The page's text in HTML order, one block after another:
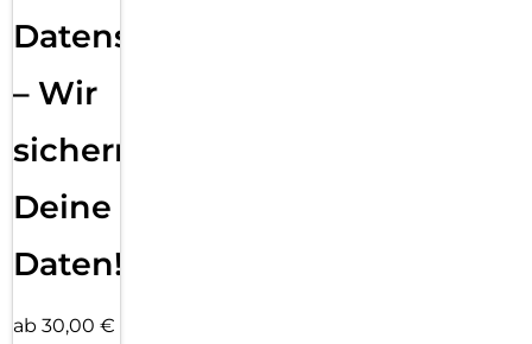
Datensicherung
– Wir
sichern
Deine
Daten!
ab 30,00 €